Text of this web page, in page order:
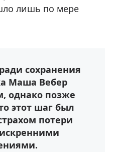
лишь по мере
сохранения
Маша Вебер
однако позже
этот шаг был
потери